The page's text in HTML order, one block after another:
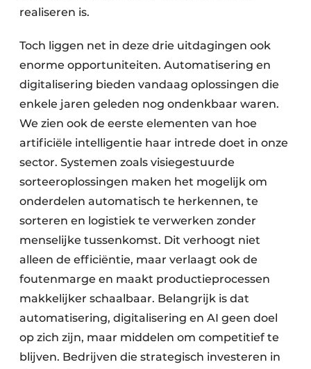
realiseren is.
Toch liggen net in deze drie uitdagingen ook
enorme opportuniteiten. Automatisering en
digitalisering bieden vandaag oplossingen die
enkele jaren geleden nog ondenkbaar waren.
We zien ook de eerste elementen van hoe
artificiële intelligentie haar intrede doet in onze
sector. Systemen zoals visiegestuurde
sorteeroplossingen maken het mogelijk om
onderdelen automatisch te herkennen, te
sorteren en logistiek te verwerken zonder
menselijke tussenkomst. Dit verhoogt niet
alleen de efficiëntie, maar verlaagt ook de
foutenmarge en maakt productieprocessen
makkelijker schaalbaar. Belangrijk is dat
automatisering, digitalisering en AI geen doel
op zich zijn, maar middelen om competitief te
blijven. Bedrijven die strategisch investeren in